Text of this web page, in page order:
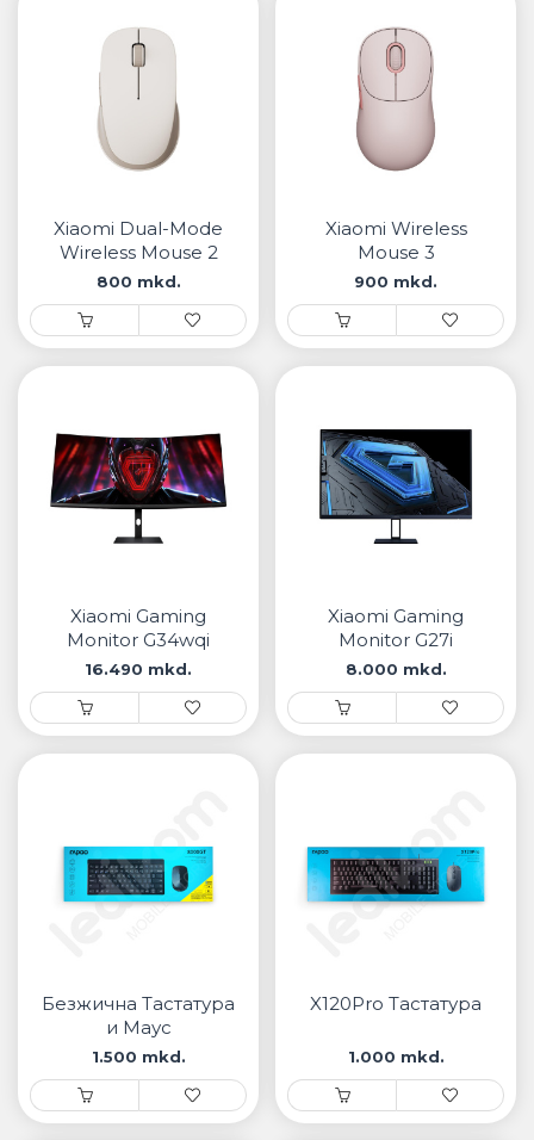
Xiaomi Dual-Mode
Wireless Mouse 2
800 mkd.
Xiaomi Wireless
Mouse 3
900 mkd.
Xiaomi Gaming
Monitor G34wqi
16.490 mkd.
Xiaomi Gaming
Monitor G27i
8.000 mkd.
Безжична Тастатура
и Маус
1.500 mkd.
X120Pro Тастатура
1.000 mkd.